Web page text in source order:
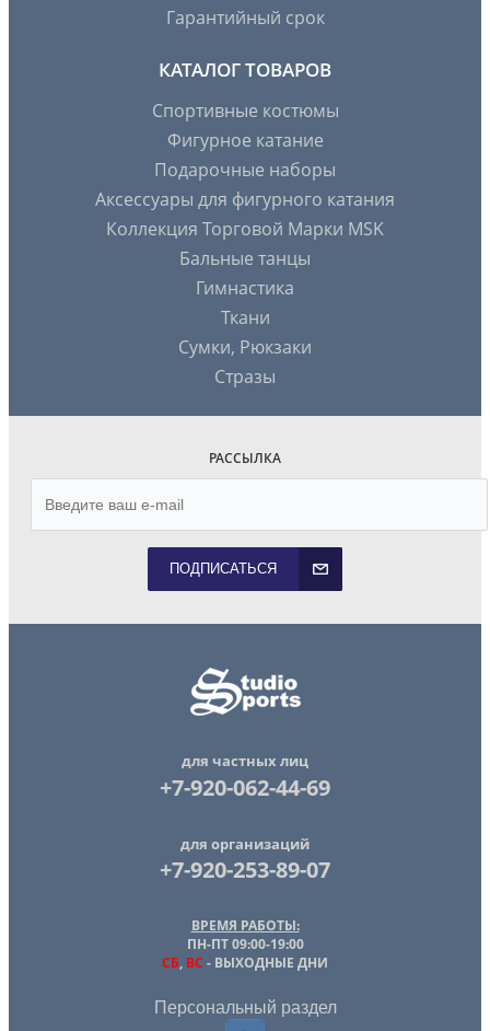
Гарантийный срок
КАТАЛОГ ТОВАРОВ
Спортивные костюмы
Фигурное катание
Подарочные наборы
Аксессуары для фигурного катания
Коллекция Торговой Марки MSK
Бальные танцы
Гимнастика
Ткани
Сумки, Рюкзаки
Стразы
РАССЫЛКА
ПОДПИСАТЬСЯ
для частных лиц
+7-920-062-44-69
для организаций
+7-920-253-89-07
ВРЕМЯ РАБОТЫ:
ПН-ПТ 09:00-19:00
СБ, ВС - ВЫХОДНЫЕ ДНИ
Персональный раздел